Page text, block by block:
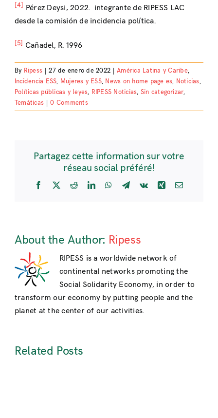
[4] Pérez Deysi, 2022. integrante de RIPESS LAC
desde la comisión de incidencia política.
[5] Cañadel, R. 1996
By Ripess | 27 de enero de 2022 | América Latina y Caribe,
Incidencia ESS, Mujeres y ESS, News on home page es, Noticias,
Políticas públicas y leyes, RIPESS Noticias, Sin categorizar,
Temáticas | 0 Comments
Partagez cette information sur votre
réseau social préféré!
Facebook
X RedditLinkedInWhatsApp
Telegram
Vk Xing Email
About the Author: Ripess
RIPESS is a worldwide network of
continental networks promoting the
Social Solidarity Economy, in order to
transform our economy by putting people and the
planet at the center of our activities.
Related Posts